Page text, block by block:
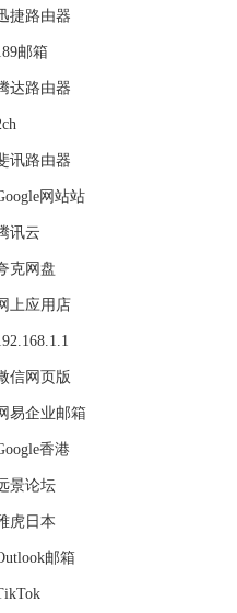
捷路由器
邮箱
达路由器
讯路由器
网站站
讯云
克网盘
上应用店
信网页版
易企业邮箱
香港
景论坛
虎日本
邮箱